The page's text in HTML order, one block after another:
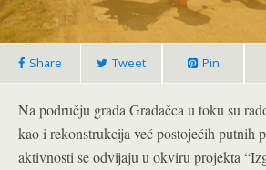
Share Tweet Pin
Na području grada Gradačca u toku su
kao i rekonstrukcija već postojećih putnih
aktivnosti se odvijaju u okviru projekta